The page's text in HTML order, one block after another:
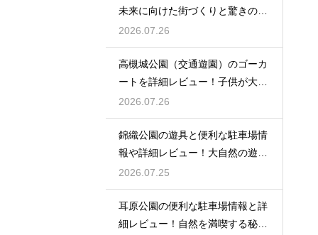
未来に向けた街づくりと驚きの波
及効果
2026.07.26
高槻城公園（交通遊園）のゴーカ
ートを詳細レビュー！子供が大喜
び
2026.07.26
錦織公園の遊具と便利な駐車場情
報や詳細レビュー！大自然の遊び
場
2026.07.25
耳原公園の便利な駐車場情報と詳
細レビュー！自然を満喫する秘訣